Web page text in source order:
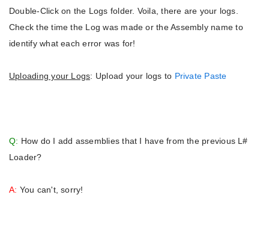
Double-Click on the Logs folder. Voila, there are your logs.
Check the time the Log was made or the Assembly name to
identify what each error was for!
Uploading your Logs: Upload your logs to Private Paste
Q: How do I add assemblies that I have from the previous L#
Loader?
A: You can't, sorry!